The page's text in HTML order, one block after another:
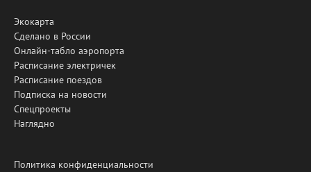
Экокарта
Сделано в России
Онлайн-табло аэропорта
Расписание электричек
Расписание поездов
Подписка на новости
Спецпроекты
Наглядно
Политика конфиденциальности